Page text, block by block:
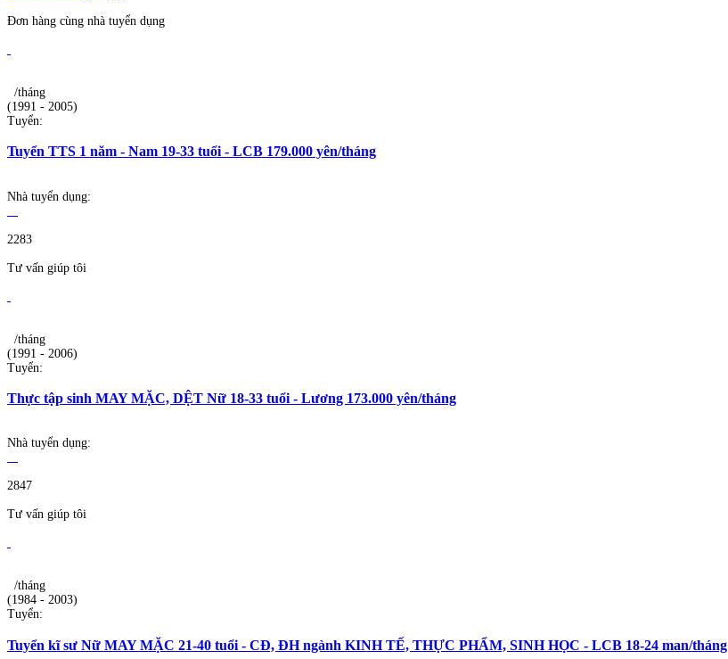
Đơn hàng cùng nhà tuyển dụng
/tháng
(1991 - 2005)
Tuyển:
Tuyển TTS 1 năm - Nam 19-33 tuổi - LCB 179.000 yên/tháng
Nhà tuyển dụng:
2283
Tư vấn giúp tôi
/tháng
(1991 - 2006)
Tuyển:
Thực tập sinh MAY MẶC, DỆT Nữ 18-33 tuổi - Lương 173.000 yên/tháng
Nhà tuyển dụng:
2847
Tư vấn giúp tôi
/tháng
(1984 - 2003)
Tuyển:
Tuyển kĩ sư Nữ MAY MẶC 21-40 tuổi - CĐ, ĐH ngành KINH TẾ, THỰC PHẨM, SINH HỌC - LCB 18-24 man/tháng